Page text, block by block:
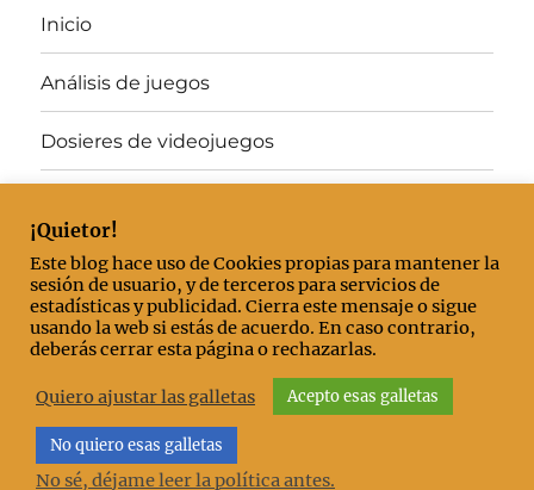
Inicio
Análisis de juegos
Dosieres de videojuegos
Artículos destacados
Mis «El mejor juego del año»
Detrás del último no va nadie
privacidad
Funciona gracias a WordPress
¡Quietor!
Este blog hace uso de Cookies propias para mantener la
sesión de usuario, y de terceros para servicios de
estadísticas y publicidad. Cierra este mensaje o sigue
usando la web si estás de acuerdo. En caso contrario,
deberás cerrar esta página o rechazarlas.
Quiero ajustar las galletas Acepto esas galletas
No quiero esas galletas
No sé, déjame leer la política antes.